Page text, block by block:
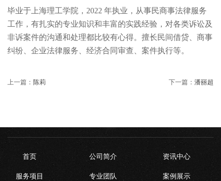
毕业于上海理工学院，2022 年执业，从事民商事法律服务
工作，有扎实的专业知识和丰富的实践经验，对各类诉讼及
非诉案件的沟通和处理都比较有心得。擅长民间借贷、商事
纠纷、企业法律服务、经济合同审查、案件执行等。
上一篇： 陈莉 下一篇： 潘丽超
首页 公司简介 资讯中心
服务项目 专业团队 案例展示